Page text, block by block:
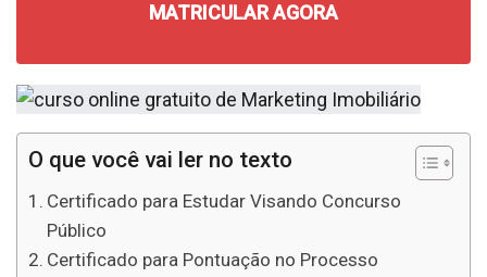
MATRICULAR AGORA
O que você vai ler no texto
Certificado para Estudar Visando Concurso
Público
Certificado para Pontuação no Processo